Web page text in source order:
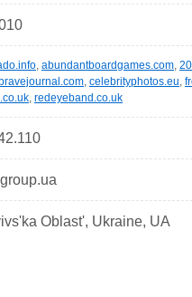
, abundantboardgames.com,
, celebrityphotos.eu,
, redeyeband.co.uk
Oblast', Ukraine, UA